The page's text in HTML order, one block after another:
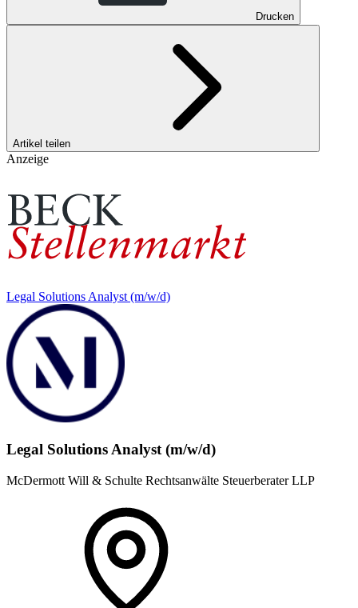
Drucken
Artikel teilen
Anzeige
Legal Solutions Analyst (m/w/d)
Legal Solutions Analyst (m/w/d)
McDermott Will & Schulte Rechtsanwälte Steuerberater LLP